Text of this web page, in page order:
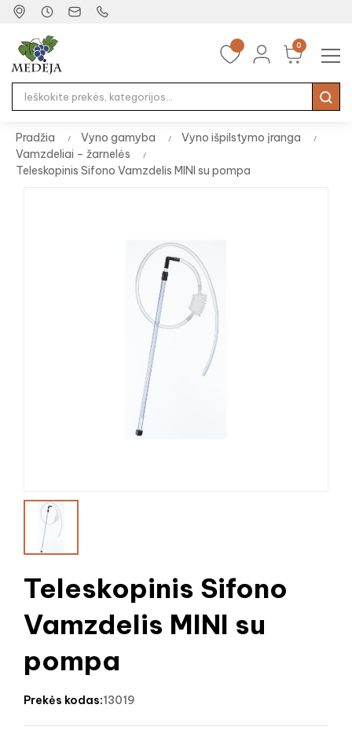
0
☰
Pradžia Vyno gamyba
Vyno išpilstymo įranga
Vamzdeliai – žarnelės
Teleskopinis Sifono Vamzdelis MINI su pompa
Teleskopinis Sifono
Vamzdelis MINI su
pompa
prekės kodas:13019